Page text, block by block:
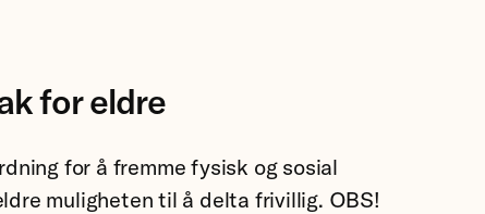
for eldre
for å fremme fysisk og sosial
muligheten til å delta frivillig. OBS!